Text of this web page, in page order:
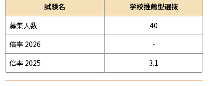
試験名
学校推薦型選抜
募集人数
40
倍率 2026
-
倍率 2025
3.1